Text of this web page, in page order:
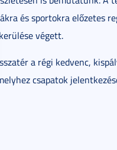
és sportokra előzetes
végett.
a régi kedvenc,
csapatok